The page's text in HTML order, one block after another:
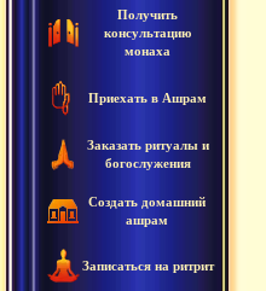
Получить
консультацию
монаха
Приехать в Ашрам
Заказать ритуалы и
богослужения
Создать домашний
ашрам
Записаться на ритрит